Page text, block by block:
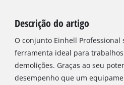
Descrição do artigo
O conjunto Einhell Professional
ferramenta ideal para
demolições. Graças ao seu
desempenho que um